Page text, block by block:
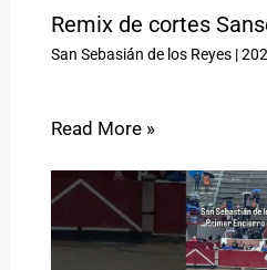
Remix de cortes
San Sebasián de los Reyes|
Read More »